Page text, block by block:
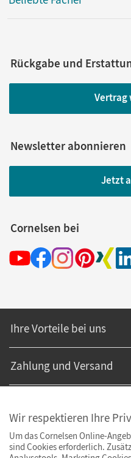
Rückgabe und
Vertrag
Newsletter abonnieren
Jetzt
Cornelsen bei
Ihre Vorteile bei uns
Zahlung und Versand
Wir respektieren Ihre
Um das Cornelsen Online-
sind Cookies erforderlich.